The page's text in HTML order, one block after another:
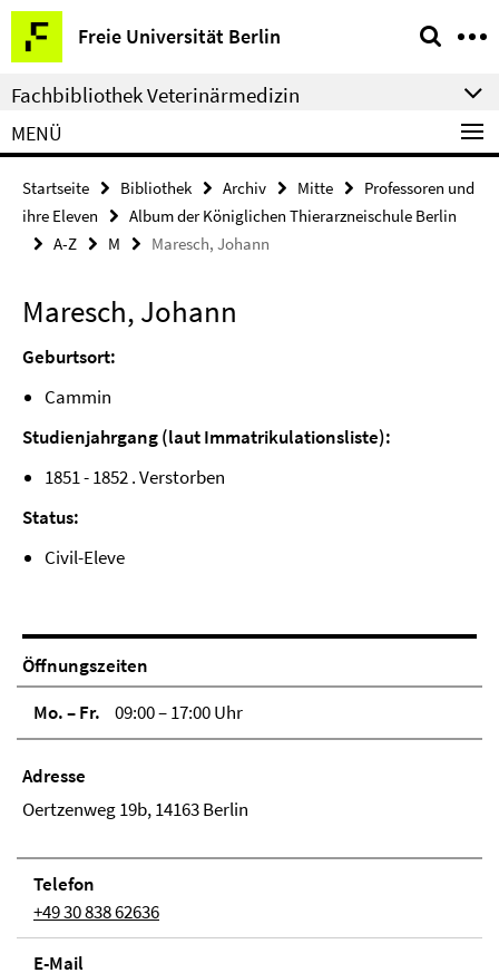
Springe
direkt
zu
Inhalt
Freie Universität Berlin
Service-
Navigation
Fachbibliothek Veterinärmedizin
MENÜ
Startseite Bibliothek Archiv Mitte
Professoren und
ihre Eleven
Album der Königlichen Thierarzneischule Berlin
A-Z
M Maresch, Johann
Maresch, Johann
Geburtsort:
Cammin
Studienjahrgang (laut Immatrikulationsliste):
1851 - 1852 . Verstorben
Status:
Civil-Eleve
Öffnungszeiten
Mo. – Fr.
09:00 – 17:00 Uhr
Adresse
Oertzenweg 19b, 14163 Berlin
Telefon
+49 30 838 62636
E-Mail